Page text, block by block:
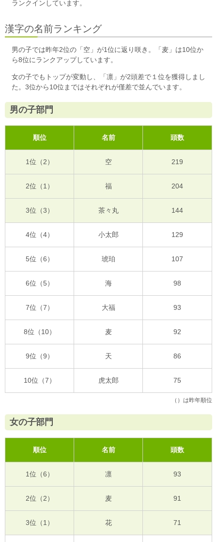
ランクインしています。
漢字の名前ランキング
男の子では昨年2位の「空」が1位に返り咲き。「麦」は10位か
ら8位にランクアップしています。
女の子でもトップが変動し、「凛」が2頭差で１位を獲得しまし
た。3位から10位まではそれぞれが僅差で並んでいます。
男の子部門
順位 名前 頭数
1位（2） 空 219
2位（1） 福 204
3位（3） 茶々丸 144
4位（4） 小太郎 129
5位（6） 琥珀 107
6位（5） 海 98
7位（7） 大福 93
8位（10） 麦 92
9位（9） 天 86
10位（7） 虎太郎 75
（）は昨年順位
女の子部門
順位 名前 頭数
1位（6） 凛 93
2位（2） 麦 91
3位（1） 花 71